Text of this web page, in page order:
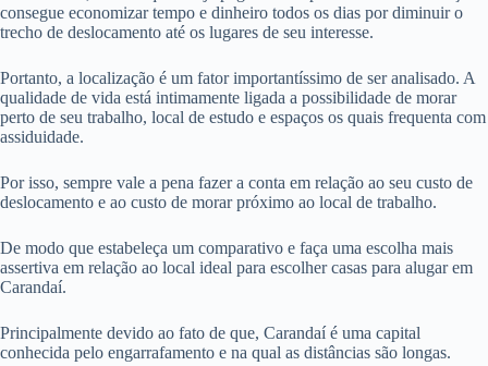
consegue economizar tempo e dinheiro todos os dias por diminuir o
trecho de deslocamento até os lugares de seu interesse.
Portanto, a localização é um fator importantíssimo de ser analisado. A
qualidade de vida está intimamente ligada a possibilidade de morar
perto de seu trabalho, local de estudo e espaços os quais frequenta com
assiduidade.
Por isso, sempre vale a pena fazer a conta em relação ao seu custo de
deslocamento e ao custo de morar próximo ao local de trabalho.
De modo que estabeleça um comparativo e faça uma escolha mais
assertiva em relação ao local ideal para escolher casas para alugar em
Carandaí.
Principalmente devido ao fato de que, Carandaí é uma capital
conhecida pelo engarrafamento e na qual as distâncias são longas.